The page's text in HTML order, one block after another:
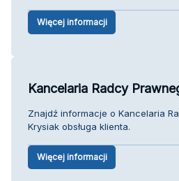
Więcej informacji
Kancelaria Radcy
Znajdź informacje o Kancelaria
Krysiak obsługa klienta.
Więcej informacji